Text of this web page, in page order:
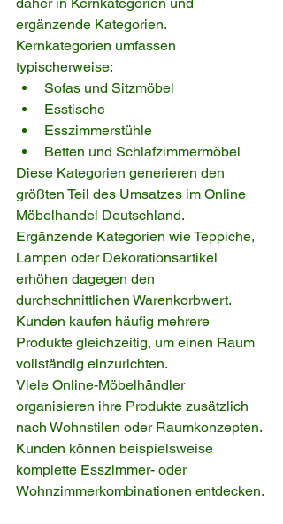
ergänzende Kategorien.
Kernkategorien umfassen
typischerweise:
Sofas und Sitzmöbel
Esstische
Esszimmerstühle
Betten und Schlafzimmermöbel
Diese Kategorien generieren den
größten Teil des Umsatzes im Online
Möbelhandel Deutschland.
Ergänzende Kategorien wie Teppiche,
Lampen oder Dekorationsartikel
erhöhen dagegen den
durchschnittlichen Warenkorbwert.
Kunden kaufen häufig mehrere
Produkte gleichzeitig, um einen Raum
vollständig einzurichten.
Viele Online-Möbelhändler
organisieren ihre Produkte zusätzlich
nach Wohnstilen oder Raumkonzepten.
Kunden können beispielsweise
komplette Esszimmer- oder
Wohnzimmerkombinationen entdecken.